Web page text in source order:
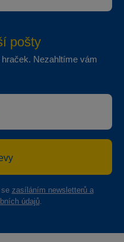
pošty
Nezahltíme vám
zasíláním newsletterů a
údajů.